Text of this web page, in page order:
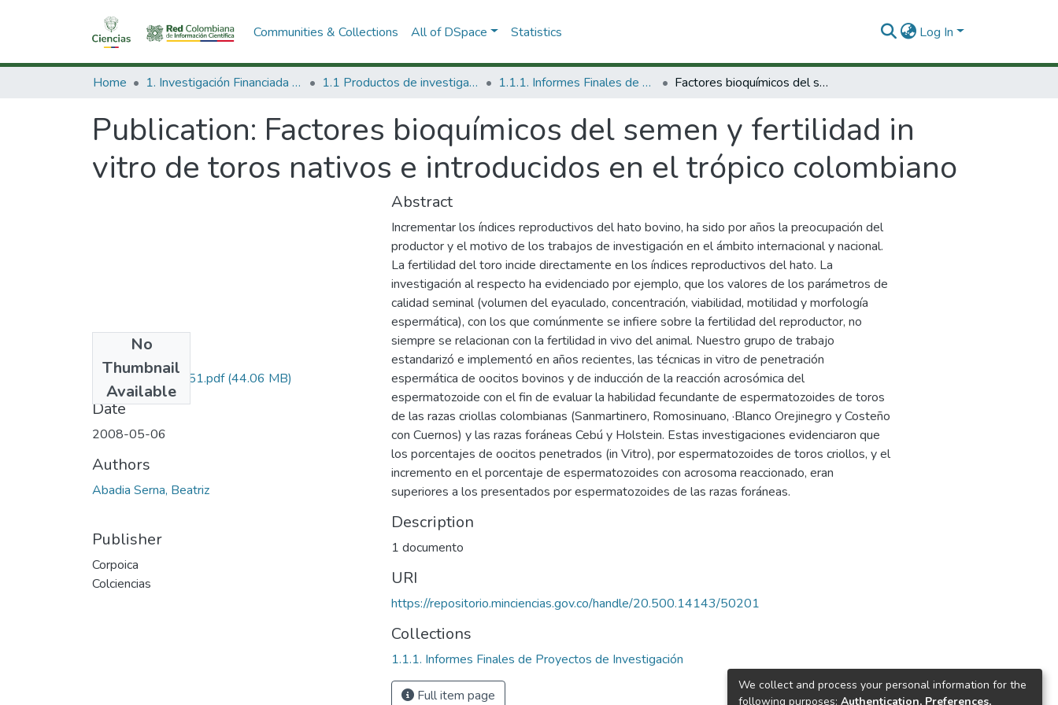
Communities & Collections All of DSpace Statistics Log In
Home 1. Investigación Financiada con Recursos Públicos 1.1 Productos de investigación 1.1.1. Informes Finales de Proyectos de Investigación Factores bioquímicos del semen y fertilidad in vitro de toros nativos e introducidos en el trópico colombiano
Publication: Factores bioquímicos del semen y fertilidad in
vitro de toros nativos e introducidos en el trópico colombiano
No
Thumbnail
Available
7106-07-14951.pdf(44.06 MB)
Date
2008-05-06
Authors
Abadia Serna, Beatriz
Publisher
Corpoica
Colciencias
Abstract
Incrementar los índices reproductivos del hato bovino, ha sido por años la preocupación del
productor y el motivo de los trabajos de investigación en el ámbito internacional y nacional.
La fertilidad del toro incide directamente en los índices reproductivos del hato. La
investigación al respecto ha evidenciado por ejemplo, que los valores de los parámetros de
calidad seminal (volumen del eyaculado, concentración, viabilidad, motilidad y morfología
espermática), con los que comúnmente se infiere sobre la fertilidad del reproductor, no
siempre se relacionan con la fertilidad in vivo del animal. Nuestro grupo de trabajo
estandarizó e implementó en años recientes, las técnicas in vitro de penetración
espermática de oocitos bovinos y de inducción de la reacción acrosómica del
espermatozoide con el fin de evaluar la habilidad fecundante de espermatozoides de toros
de las razas criollas colombianas (Sanmartinero, Romosinuano, ·Blanco Orejinegro y Costeño
con Cuernos) y las razas foráneas Cebú y Holstein. Estas investigaciones evidenciaron que
los porcentajes de oocitos penetrados (in Vitro), por espermatozoides de toros criollos, y el
incremento en el porcentaje de espermatozoides con acrosoma reaccionado, eran
superiores a los presentados por espermatozoides de las razas foráneas.
Description
1 documento
URI
https://repositorio.minciencias.gov.co/handle/20.500.14143/50201
Collections
1.1.1. Informes Finales de Proyectos de Investigación
Full item page
We collect and process your personal information for the
following purposes: Authentication, Preferences,